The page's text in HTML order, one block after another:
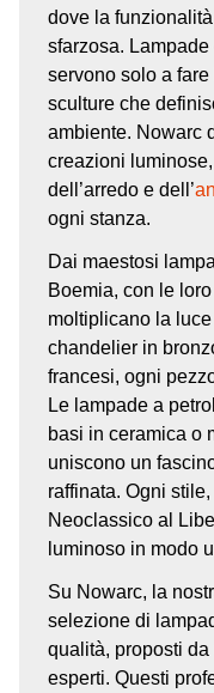
dove la
sfarzosa. Lampade
servono solo a
sculture che
ambiente. Nowarc
creazioni
dell’arredo e dell’
ogni stanza.
Dai maestosi
Boemia, con le
moltiplicano la
chandelier in
francesi, ogni
Le lampade a
basi in ceramica o
uniscono un
raffinata. Ogni
Neoclassico al
luminoso in modo
Su Nowarc, la
selezione di
qualità, proposti
esperti. Questi